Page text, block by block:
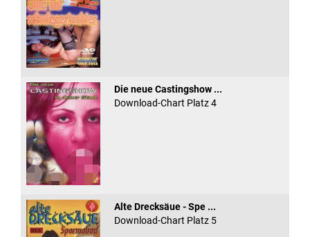
Die neue Castingshow ...
Download-Chart Platz 4
Alte Drecksäue - Spe ...
Download-Chart Platz 5